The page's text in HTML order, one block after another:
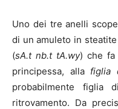
Uno dei tre anelli
di un amuleto in
(sA.t nb.t tA.wy) che fa
principessa, alla figlia
probabilmente
ritrovamento. Da